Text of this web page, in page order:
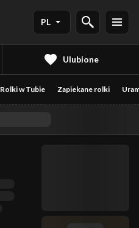
PL
Ulubione
Rolki w Tubie Zapiekane rolki